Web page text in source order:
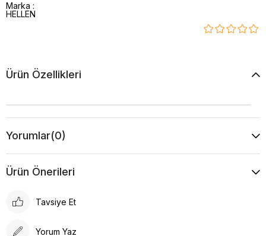
Marka :
HELLEN
Ürün Özellikleri
Yorumlar(0)
Ürün Önerileri
Tavsiye Et
Yorum Yaz